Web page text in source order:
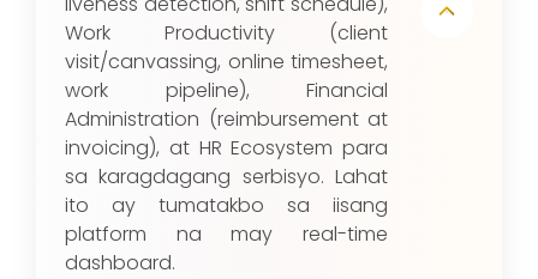
Work Productivity (client
visit/canvassing, online timesheet,
work pipeline), Financial
Administration (reimbursement at
invoicing), at HR Ecosystem para
sa karagdagang serbisyo. Lahat
ito ay tumatakbo sa iisang
platform na may real-time
dashboard.